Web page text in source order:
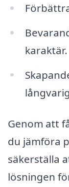
karaktär.
Genom att
du jämföra
säkerställa
lösningen